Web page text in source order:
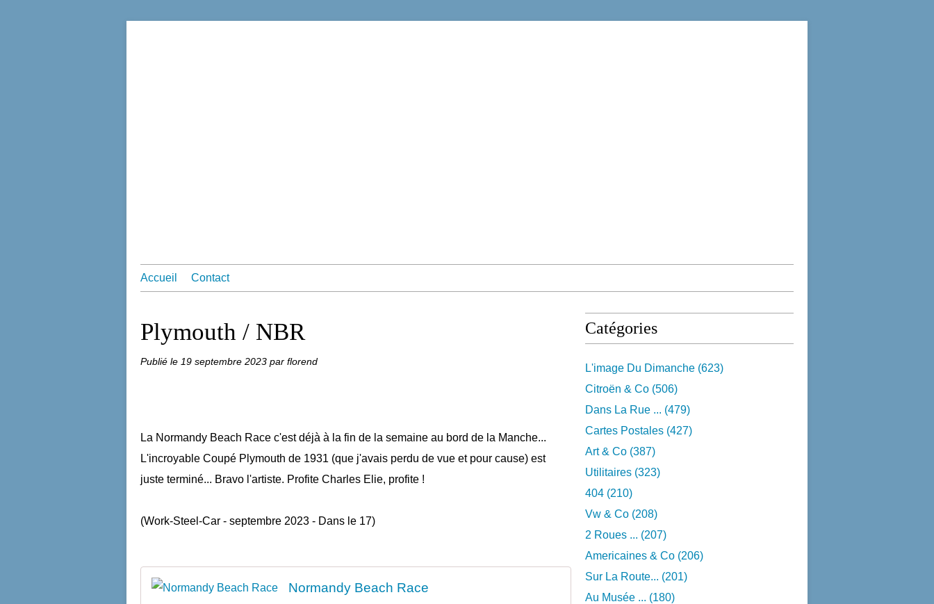
Accueil Contact
Plymouth / NBR
Publié le 19 septembre 2023 par florend
La Normandy Beach Race c'est déjà à la fin de la semaine au bord de la Manche...
L'incroyable Coupé Plymouth de 1931 (que j'avais perdu de vue et pour cause) est
juste terminé... Bravo l'artiste. Profite Charles Elie, profite !
(Work-Steel-Car - septembre 2023 - Dans le 17)
Normandy Beach Race
Catégories
L'image Du Dimanche (623)
Citroën & Co (506)
Dans La Rue ... (479)
Cartes Postales (427)
Art & Co (387)
Utilitaires (323)
404 (210)
Vw & Co (208)
2 Roues ... (207)
Americaines & Co (206)
Sur La Route... (201)
Au Musée ... (180)